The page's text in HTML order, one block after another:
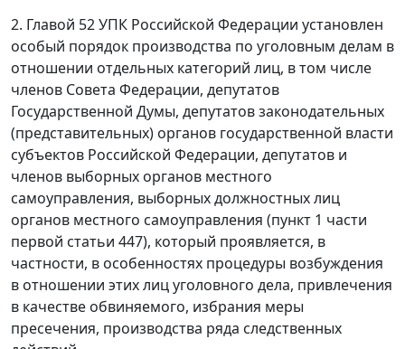
2. Главой 52УПК Российской Федерации установлен
особый порядок производства по уголовным делам в
отношении отдельных категорий лиц, в том числе
членов Совета Федерации, депутатов
Государственной Думы, депутатов законодательных
(представительных) органов государственной власти
субъектов Российской Федерации, депутатов и
членов выборных органов местного
самоуправления, выборных должностных лиц
органов местного самоуправления (пункт 1 части
первой статьи 447), который проявляется, в
частности, в особенностях процедуры возбуждения
в отношении этих лиц уголовного дела, привлечения
в качестве обвиняемого, избрания меры
пресечения, производства ряда следственных